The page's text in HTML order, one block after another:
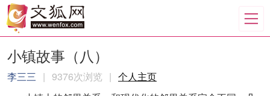
小镇故事（八）
李三三 | 9376次浏览 | 个人主页